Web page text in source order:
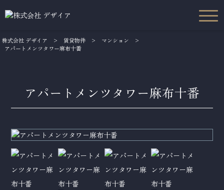
株式会社 デザイア > 賃貸物件 > マンション
>
アパートメンツタワー麻布十番
アパートメンツタワー麻布十番